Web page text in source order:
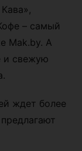
– самый
Mak.by. А
и свежую
ждет более